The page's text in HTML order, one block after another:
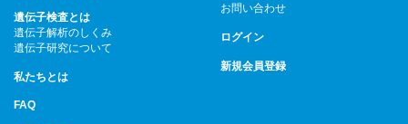
遺伝子検査とは
遺伝子解析のしくみ
遺伝子研究について
私たちとは
FAQ
お問い合わせ
ログイン
新規会員登録